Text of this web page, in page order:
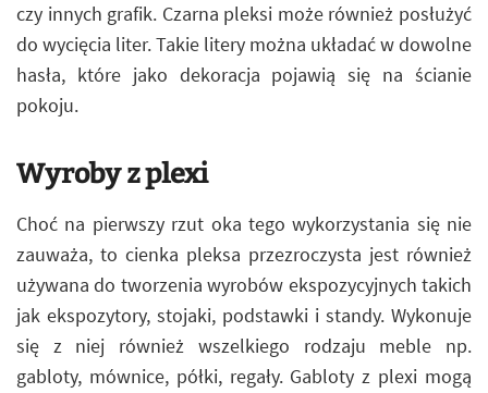
czy innych grafik. Czarna pleksi może również posłużyć
do wycięcia liter. Takie litery można układać w dowolne
hasła, które jako dekoracja pojawią się na ścianie
pokoju.
Wyroby z plexi
Choć na pierwszy rzut oka tego wykorzystania się nie
zauważa, to cienka pleksa przezroczysta jest również
używana do tworzenia wyrobów ekspozycyjnych takich
jak ekspozytory, stojaki, podstawki i standy. Wykonuje
się z niej również wszelkiego rodzaju meble np.
gabloty, mównice, półki, regały. Gabloty z plexi mogą